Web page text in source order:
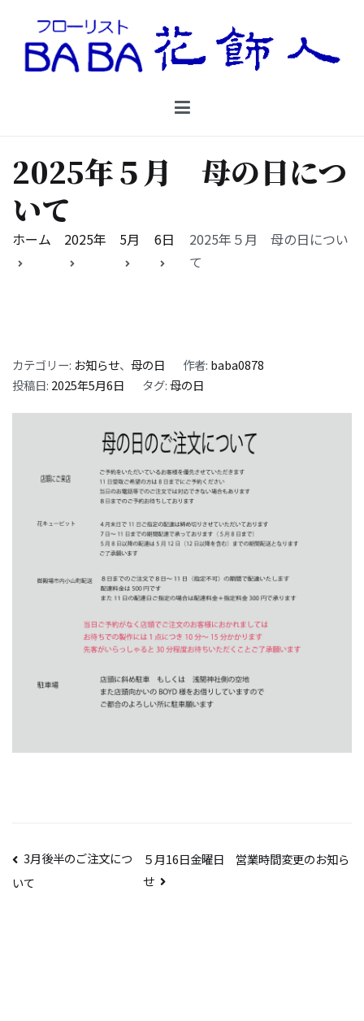
2025年５月 母の日につ
いて
ホーム 2025年 5月 6日
2025年５月 母の日につい
て
カテゴリー: お知らせ、 母の日 作者: baba0878
投稿日: 2025年5月6日 タグ:母の日
投
稿
3月後半のご注文につ
いて
５月16日金曜日 営業時間変更のお知ら
せ